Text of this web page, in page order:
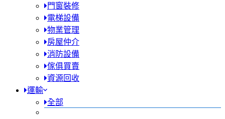
門窗裝修
電梯設備
物業管理
房屋仲介
消防設備
傢俱買賣
資源回收
運輸
全部